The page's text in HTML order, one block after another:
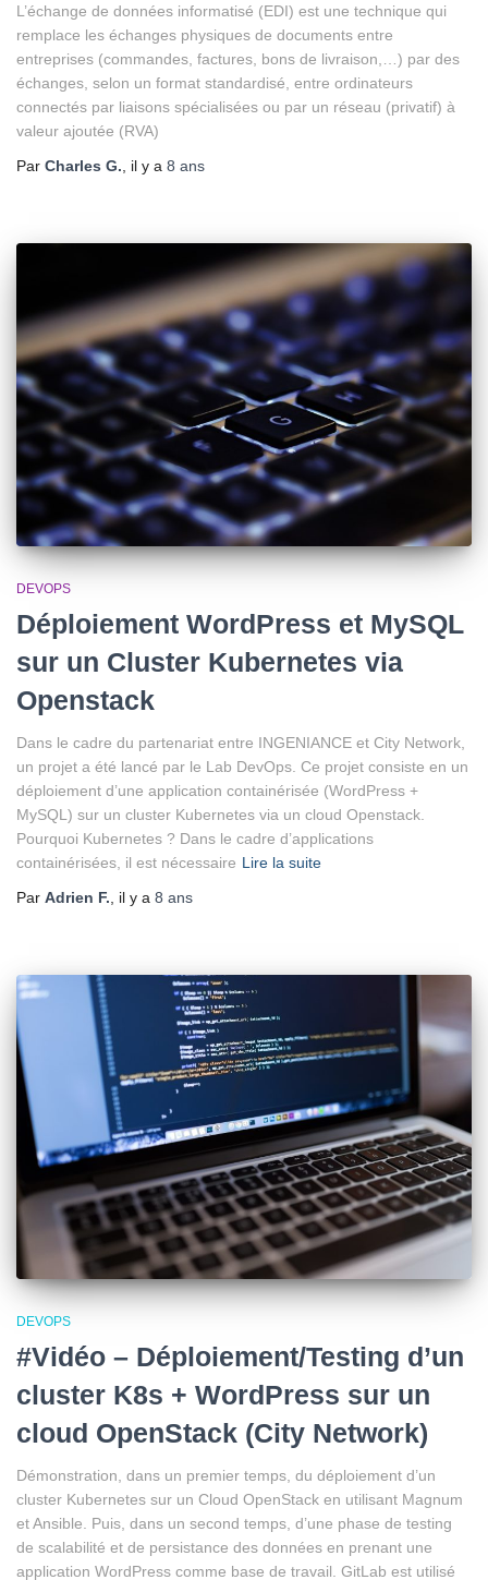
L’échange de données informatisé (EDI) est une technique qui
remplace les échanges physiques de documents entre
entreprises (commandes, factures, bons de livraison,…) par des
échanges, selon un format standardisé, entre ordinateurs
connectés par liaisons spécialisées ou par un réseau (privatif) à
valeur ajoutée (RVA)
Par Charles G. , il y a 8 ans
DEVOPS
Déploiement WordPress et MySQL
sur un Cluster Kubernetes via
Openstack
Dans le cadre du partenariat entre INGENIANCE et City Network,
un projet a été lancé par le Lab DevOps. Ce projet consiste en un
déploiement d’une application containérisée (WordPress +
MySQL) sur un cluster Kubernetes via un cloud Openstack.
Pourquoi Kubernetes ? Dans le cadre d’applications
containérisées, il est nécessaire Lire la suite
Par Adrien F., il y a 8 ans
DEVOPS
#Vidéo – Déploiement/Testing d’un
cluster K8s + WordPress sur un
cloud OpenStack (City Network)
Démonstration, dans un premier temps, du déploiement d’un
cluster Kubernetes sur un Cloud OpenStack en utilisant Magnum
et Ansible. Puis, dans un second temps, d’une phase de testing
de scalabilité et de persistance des données en prenant une
application WordPress comme base de travail. GitLab est utilisé